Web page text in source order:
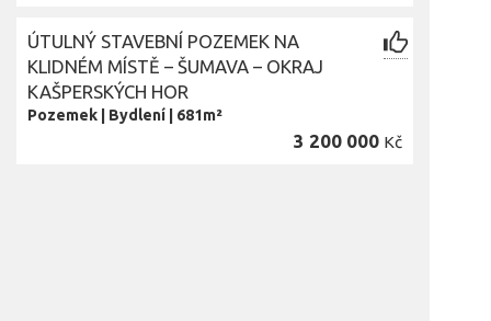
ÚTULNÝ STAVEBNÍ POZEMEK NA
KLIDNÉM MÍSTĚ – ŠUMAVA – OKRAJ
KAŠPERSKÝCH HOR
Pozemek Bydlení 681m²
3 200 000 Kč